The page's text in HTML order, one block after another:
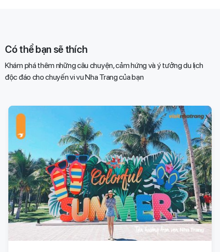
Có thể bạn sẽ thích
Khám phá thêm những câu chuyện, cảm hứng và ý tưởng du lịch
độc đáo cho chuyến vi vu Nha Trang của bạn​